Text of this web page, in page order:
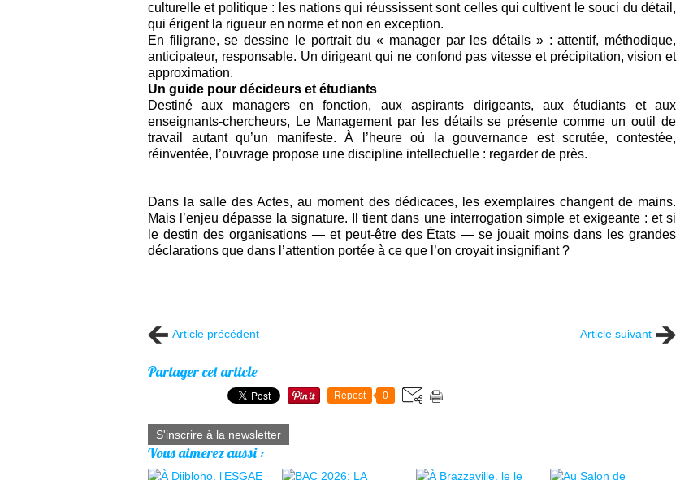
culturelle et politique : les nations qui réussissent sont celles qui cultivent le souci du détail,
qui érigent la rigueur en norme et non en exception.
En filigrane, se dessine le portrait du « manager par les détails » : attentif, méthodique,
anticipateur, responsable. Un dirigeant qui ne confond pas vitesse et précipitation, vision et
approximation.
Un guide pour décideurs et étudiants
Destiné aux managers en fonction, aux aspirants dirigeants, aux étudiants et aux
enseignants-chercheurs, Le Management par les détails se présente comme un outil de
travail autant qu’un manifeste. À l’heure où la gouvernance est scrutée, contestée,
réinventée, l’ouvrage propose une discipline intellectuelle : regarder de près.
Dans la salle des Actes, au moment des dédicaces, les exemplaires changent de mains.
Mais l’enjeu dépasse la signature. Il tient dans une interrogation simple et exigeante : et si
le destin des organisations — et peut-être des États — se jouait moins dans les grandes
déclarations que dans l’attention portée à ce que l’on croyait insignifiant ?
Article précédent Article suivant
Partager cet article
Repost 0
S'inscrire à la newsletter
Vous aimerez aussi :